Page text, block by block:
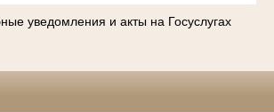
уведомления и акты на Госуслугах